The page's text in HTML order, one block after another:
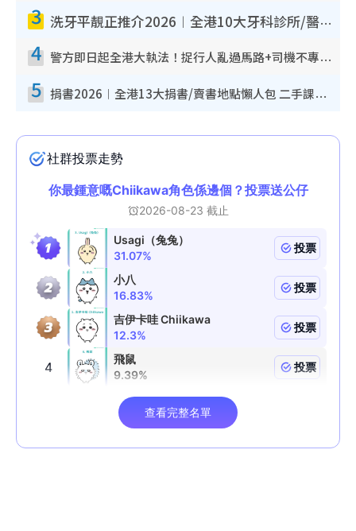
3 洗牙平靚正推介2026︱全港10大牙科診所/醫院懶人包 夜診至8點/鎮靜潔牙/醫療券適用
4 警方即日起全港大執法！捉行人亂過馬路+司機不專注駕駛！亂過馬路罰$2000
5 捐書2026︱全港13大捐書/賣書地點懶人包 二手課本最高$150＋舊書換免費咖啡/戲票